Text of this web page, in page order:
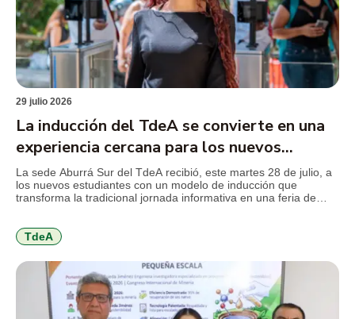
29 julio 2026
La inducción del TdeA se convierte en una
experiencia cercana para los nuevos
estudiantes
La sede Aburrá Sur del TdeA recibió, este martes 28 de julio, a
los nuevos estudiantes con un modelo de inducción que
transforma la tradicional jornada informativa en una feria de
programas y beneficios que encontrarán durante […]
TdeA